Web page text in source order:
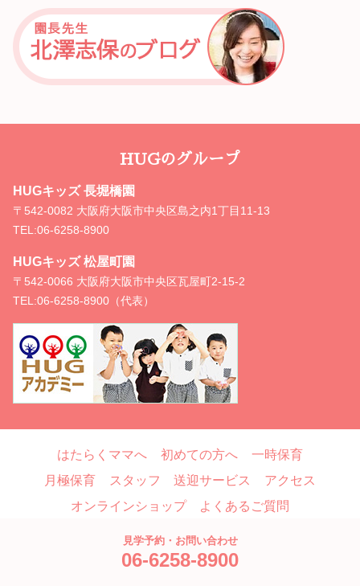
HUGのグループ
HUGキッズ 長堀橋園
〒542-0082 大阪府大阪市中央区島之内1丁目11-13
TEL:06-6258-8900
HUGキッズ 松屋町園
〒542-0066 大阪府大阪市中央区瓦屋町2-15-2
TEL:06-6258-8900（代表）
はたらくママへ 初めての方へ
一時保育
月極保育
スタッフ 送迎サービス
アクセス
オンラインショップ
よくあるご質問
見学予約・お問い合わせ
06-6258-8900